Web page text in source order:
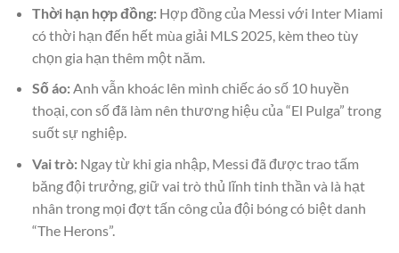
Thời hạn hợp đồng:Hợp đồng của Messi với Inter Miami
có thời hạn đến hết mùa giải MLS 2025, kèm theo tùy
chọn gia hạn thêm một năm.
Số áo:Anh vẫn khoác lên mình chiếc áo số 10 huyền
thoại, con số đã làm nên thương hiệu của “El Pulga” trong
suốt sự nghiệp.
Vai trò:Ngay từ khi gia nhập, Messi đã được trao tấm
băng đội trưởng, giữ vai trò thủ lĩnh tinh thần và là hạt
nhân trong mọi đợt tấn công của đội bóng có biệt danh
“The Herons”.